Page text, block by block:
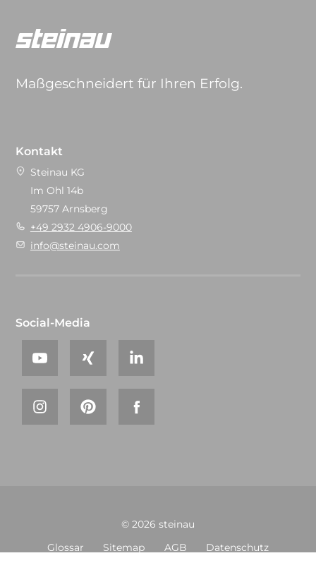
Maßgeschneidert für Ihren Erfolg.
Kontakt
Steinau KG
Im Ohl 14b
59757 Arnsberg
+49 2932 4906-9000
info@steinau.com
Social-Media
© 2026 steinau
Glossar Sitemap AGB Datenschutz